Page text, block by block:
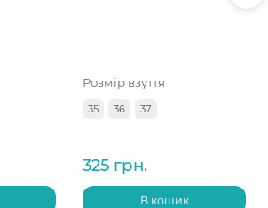
Розмір взуття
35 36 37
325 грн.
В кошик